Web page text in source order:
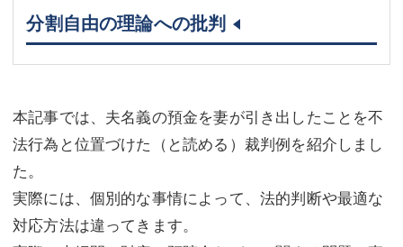
分割自由の理論への批判
本記事では、夫名義の預金を妻が引き出したことを不
法行為と位置づけた（と読める）裁判例を紹介しまし
た。
実際には、個別的な事情によって、法的判断や最適な
対応方法は違ってきます。